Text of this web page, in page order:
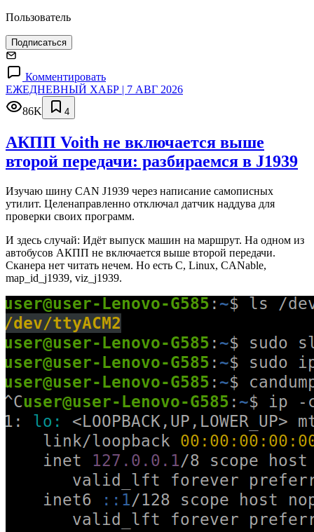
Пользователь
Подписаться
Комментировать
ЕЖЕДНЕВНЫЙ ХАБР | 7 АВГ 2026
86K
4
АКПП Voith не включается выше
второй передачи: разбираемся в J1939
Изучаю шину CAN J1939 через написание самописных
утилит. Целенаправленно отключал датчик наддува для
проверки своих программ.
И здесь случай: Идёт выпуск машин на маршрут. На одном из
автобусов АКПП не включается выше второй передачи.
Сканера нет читать нечем. Но есть C, Linux, CANable,
map_id_j1939, viz_j1939.